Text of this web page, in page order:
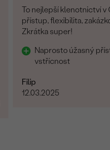
To nejlepší klenotnictví
přístup, flexibilita,
Zkrátka super!
Naprosto úžasný
vstřícnost
Filip
12.03.2025